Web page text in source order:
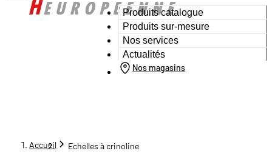
Produits catalogue
Produits sur-mesure
Nos services
Actualités
Nos magasins
Accueil Echelles à crinoline